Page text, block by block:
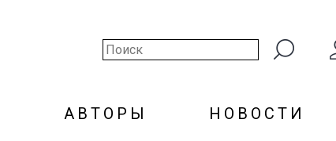
АВТОРЫ НОВОСТИ